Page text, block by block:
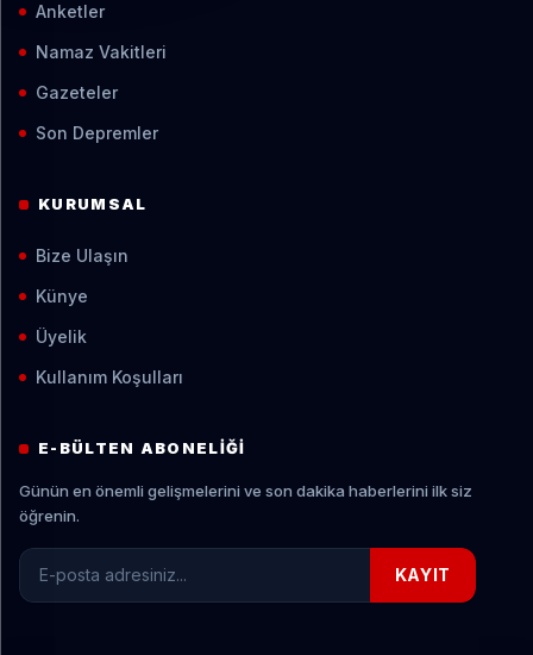
Anketler
Namaz Vakitleri
Gazeteler
Son Depremler
KURUMSAL
Bize Ulaşın
Künye
Üyelik
Kullanım Koşulları
E-BÜLTEN ABONELIĞI
Günün en önemli gelişmelerini ve son dakika haberlerini ilk siz
öğrenin.
E-posta adresiniz
KAYIT